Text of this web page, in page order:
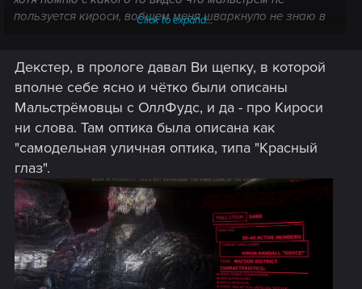
пользуется кироси, вобщем меня шваркнуло не знаю в
Click to expand...
Декстер, в прологе давал Ви щепку, в которой
вполне себе ясно и чётко были описаны
Мальстрёмовцы с ОллФудс, и да - про Кироси
ни слова. Там оптика была описана как
"самодельная уличная оптика, типа "Красный
глаз".